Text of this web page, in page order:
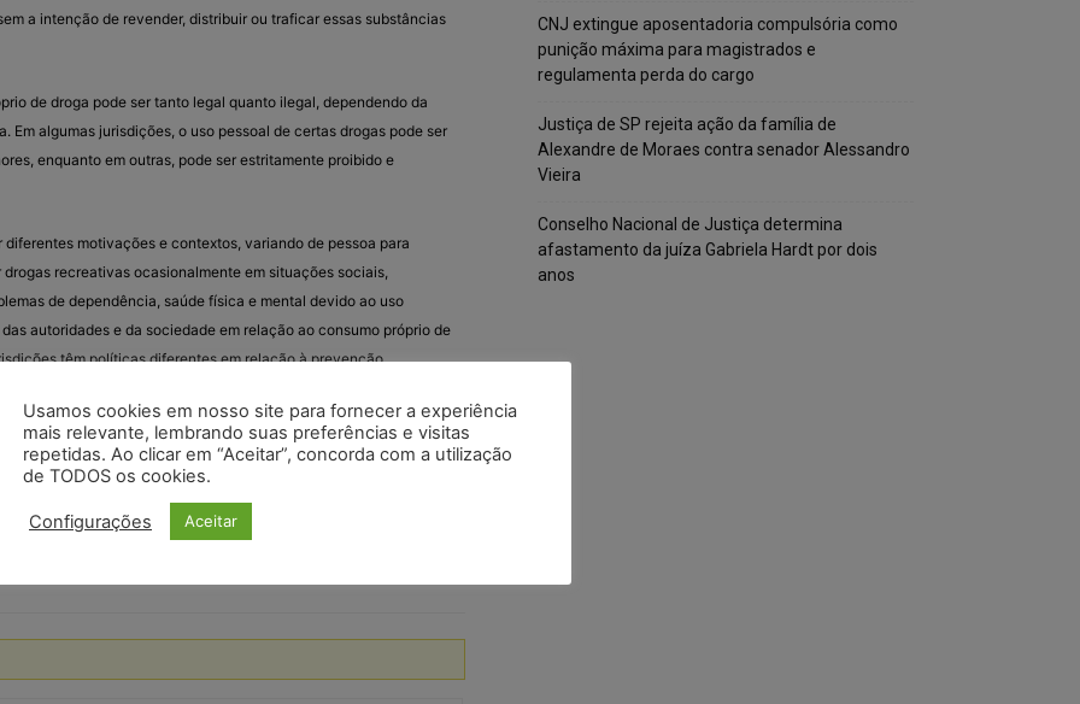
a intenção de revender, distribuir ou traficar essas substâncias
de droga pode ser tanto legal quanto ilegal, dependendo da
Em algumas jurisdições, o uso pessoal de certas drogas pode ser
enquanto em outras, pode ser estritamente proibido e
motivações e contextos, variando de pessoa para
drogas recreativas ocasionalmente em situações sociais,
de dependência, saúde física e mental devido ao uso
autoridades e da sociedade em relação ao consumo próprio de
têm políticas diferentes em relação à prevenção,
de drogas pode ser arriscado para a saúde e pode levar a
Portanto, muitos países e organizações de saúde pública
ao uso de drogas e oferecem programas de
enfrentam problemas relacionados ao consumo de
CNJ extingue aposentadoria compulsória como
punição máxima para magistrados e
regulamenta perda do cargo
Justiça de SP rejeita ação da família de
Alexandre de Moraes contra senador Alessandro
Vieira
Conselho Nacional de Justiça determina
afastamento da juíza Gabriela Hardt por dois
anos
Usamos cookies em nosso site para fornecer a experiência
mais relevante, lembrando suas preferências e visitas
repetidas. Ao clicar em “Aceitar”, concorda com a utilização
de TODOS os cookies.
Configurações Aceitar